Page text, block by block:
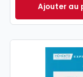
Ajouter au